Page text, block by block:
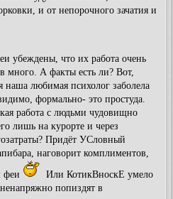
и от непорочного зачатия и
убеждены, что их работа очень
много. А факты есть ли? Вот,
любимая психолог заболела
формально- это простуда.
работа с людьми чудовищно
лишь на курорте и через
Придёт УСловный
наговорит комплиментов,
феи
Или КотикВноскЕ умело
попиздят в